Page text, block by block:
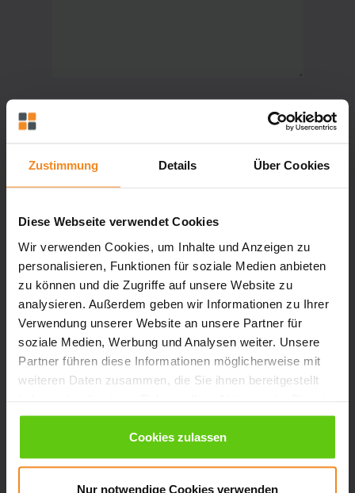
Zustimmung Details Über Cookies
Diese Webseite verwendet Cookies
Wir verwenden Cookies, um Inhalte und Anzeigen zu
personalisieren, Funktionen für soziale Medien anbieten
zu können und die Zugriffe auf unsere Website zu
analysieren. Außerdem geben wir Informationen zu Ihrer
Verwendung unserer Website an unsere Partner für
soziale Medien, Werbung und Analysen weiter. Unsere
Partner führen diese Informationen möglicherweise mit
weiteren Daten zusammen, die Sie ihnen bereitgestellt
gesammelt haben. Sie können selbst frei entscheiden,
welche Kategorien von Cookies Sie zulassen möchten.
Ihre Einwilligung für die Cookie-Nutzung können Sie
Cookies zulassen
Nur notwendige Cookies verwenden
Die mit einem Stern (*) markierten Felder
Um weiterzugehen, geben Sie die oben
Ich habe dieDatenschutzbestimmungen
zur Kenntnis genommen und erkenne diese
an.
Widerruf bestätigen